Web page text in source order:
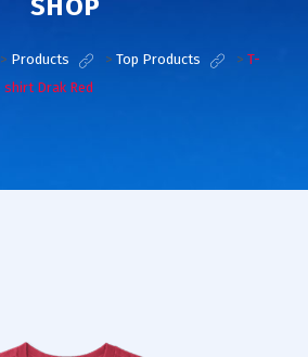
SHOP
> Products > Top Products > T-
shirt Drak Red